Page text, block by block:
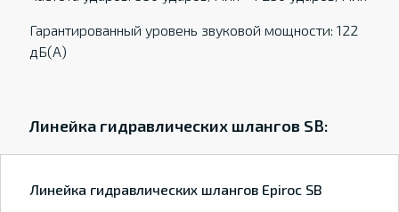
Гарантированный уровень звуковой мощности: 122
дБ(А)
Линейка гидравлических шлангов SB:
Линейка гидравлических шлангов Epiroc SB